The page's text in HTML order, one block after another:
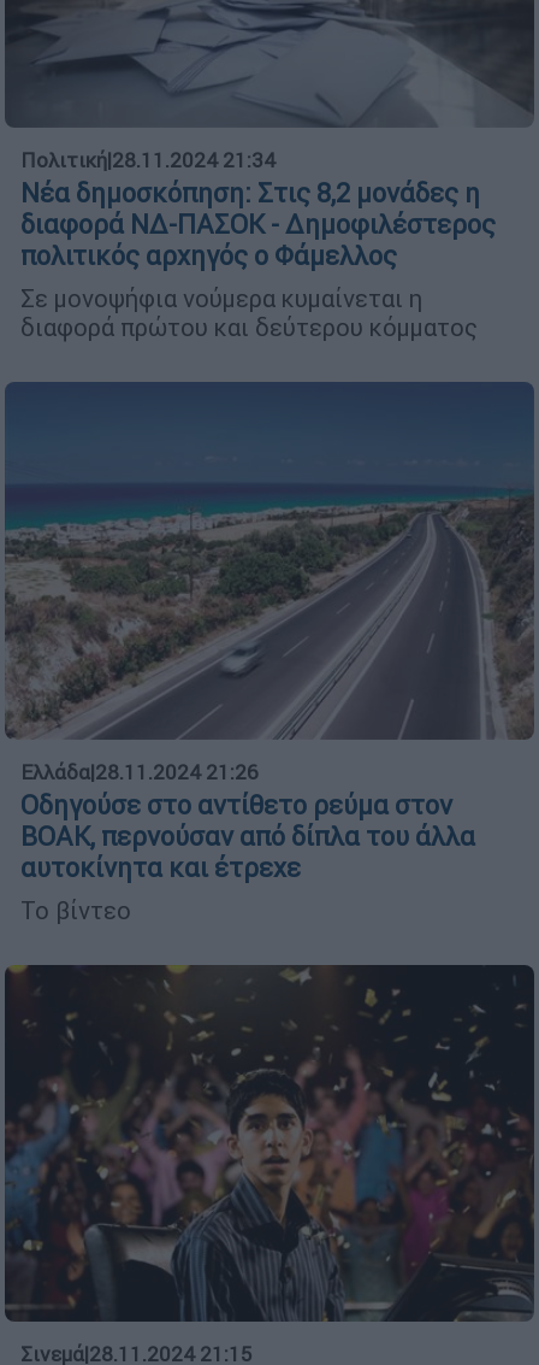
Πολιτική|28.11.2024 21:34
Νέα δημοσκόπηση: Στις 8,2 μονάδες η
διαφορά ΝΔ-ΠΑΣΟΚ - Δημοφιλέστερος
πολιτικός αρχηγός ο Φάμελλος
Σε μονοψήφια νούμερα κυμαίνεται η
διαφορά πρώτου και δεύτερου κόμματος
Ελλάδα|28.11.2024 21:26
Οδηγούσε στο αντίθετο ρεύμα στον
ΒΟΑΚ, περνούσαν από δίπλα του άλλα
αυτοκίνητα και έτρεχε
Το βίντεο
Σινεμά|28.11.2024 21:15